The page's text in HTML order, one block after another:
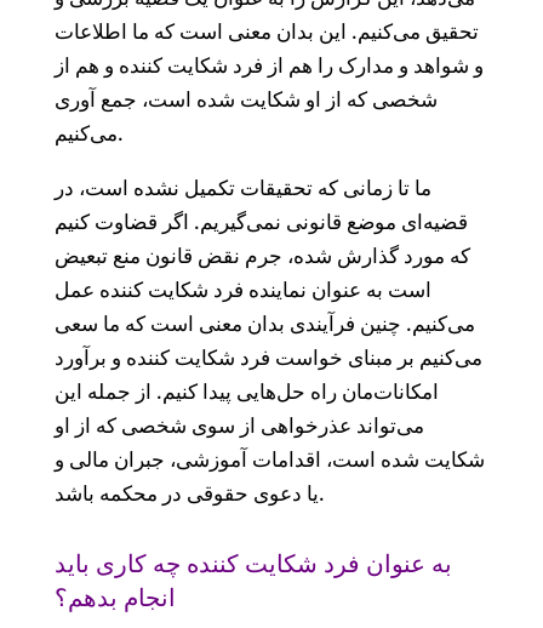
تحقیق می‌‌کنیم. این بدان معنی است که ما اطلاعات
و شواهد و مدارک را هم از فرد شکایت کننده و هم از
شخصی که از او شکایت شده است، جمع آوری
می‌‌کنیم.
ما تا زمانی که تحقیقات تکمیل نشده است، در
قضیه‌‌ای موضع قانونی نمی‌‌گیریم. اگر قضاوت کنیم
که مورد گذارش شده، جرم نقض قانون منع تبعیض
است به عنوان نماینده‌‌ فرد شکایت کننده عمل
می‌‌کنیم. چنین فرآیندی بدان معنی است که ما سعی
می‌‌کنیم بر مبنای خواست فرد شکایت کننده و برآورد
امکانات‌‌مان راه حل‌‌هایی پیدا کنیم. از جمله این
می‌‌تواند عذرخواهی از سوی شخصی که از او
شکایت شده است، اقدامات آموزشی، جبران مالی و
یا دعوی حقوقی در محکمه باشد.
به عنوان فرد شکایت کننده چه کاری باید
انجام بدهم؟